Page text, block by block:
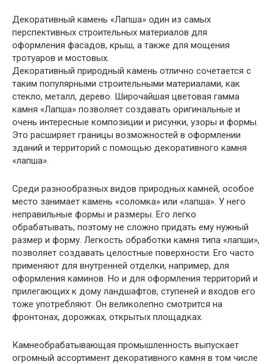
Декоративный камень «Лапша» один из самых
перспективных строительных материалов для
оформления фасадов, крыш, а также для мощения
тротуаров и мостовых.
Декоративный природный камень отлично сочетается с
таким популярными строительными материалами, как
стекло, металл, дерево. Широчайшая цветовая гамма
камня «Лапша» позволяет создавать оригинальные и
очень интересные композиции и рисунки, узоры и формы.
Это расширяет границы возможностей в оформлении
зданий и территорий с помощью декоративного камня
«лапша».
Среди разнообразных видов природных камней, особое
место занимает камень «соломка» или «лапша». У него
неправильные формы и размеры. Его легко
обрабатывать, поэтому не сложно придать ему нужный
размер и форму. Легкость обработки камня типа «лапши»,
позволяет создавать целостные поверхности. Его часто
применяют для внутренней отделки, например, для
оформления каминов. Но и для оформления территорий и
прилегающих к дому ландшафтов, ступеней и входов его
тоже употребляют. Он великолепно смотрится на
фронтонах, дорожках, открытых площадках.
Камнеобрабатывающая промышленность выпускает
огромный ассортимент декоративного камня в том числе